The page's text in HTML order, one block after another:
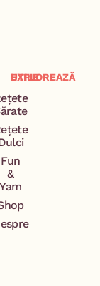
EXPLOREAZĂ
Fun
&
Yam
UTILE